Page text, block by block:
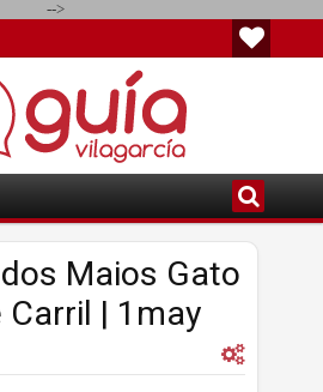
-->
Maios Gato
Carril | 1may